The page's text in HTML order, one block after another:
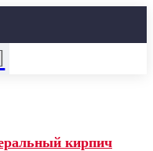
кирпич